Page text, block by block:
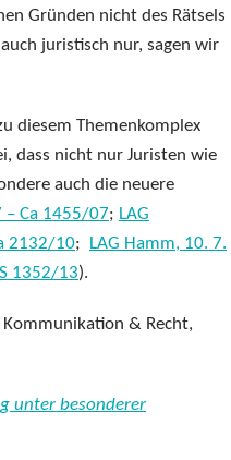
Gründen nicht des Rätsels
juristisch nur, sagen wir
diesem Themenkomplex
dass nicht nur Juristen wie
auch die neuere
– Ca 1455/07; LAG
2132/10;
LAG Hamm, 10. 7.
1352/13).
& Recht,
unter besonderer